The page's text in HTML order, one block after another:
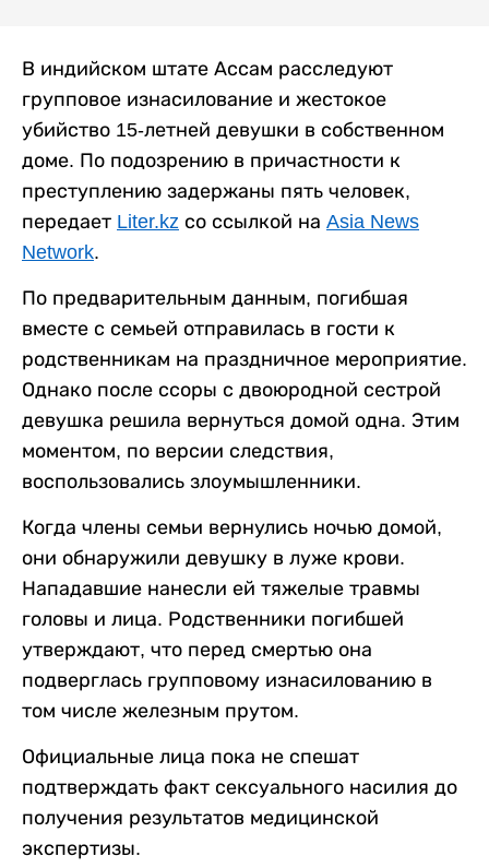
В индийском штате Ассам расследуют
групповое изнасилование и жестокое
убийство 15-летней девушки в собственном
доме. По подозрению в причастности к
преступлению задержаны пять человек,
передает Liter.kz со ссылкой на Asia News
Network.
По предварительным данным, погибшая
вместе с семьей отправилась в гости к
родственникам на праздничное мероприятие.
Однако после ссоры с двоюродной сестрой
девушка решила вернуться домой одна. Этим
моментом, по версии следствия,
воспользовались злоумышленники.
Когда члены семьи вернулись ночью домой,
они обнаружили девушку в луже крови.
Нападавшие нанесли ей тяжелые травмы
головы и лица. Родственники погибшей
утверждают, что перед смертью она
подверглась групповому изнасилованию в
том числе железным прутом.
Официальные лица пока не спешат
подтверждать факт сексуального насилия до
получения результатов медицинской
экспертизы.